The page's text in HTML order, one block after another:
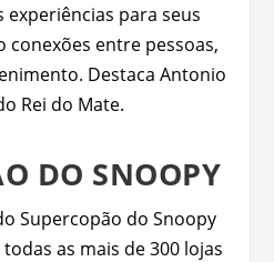
para seus
conexões entre pessoas,
Destaca Antonio
Rei do Mate.
DO SNOOPY
Supercopão do Snoopy
as mais de 300 lojas